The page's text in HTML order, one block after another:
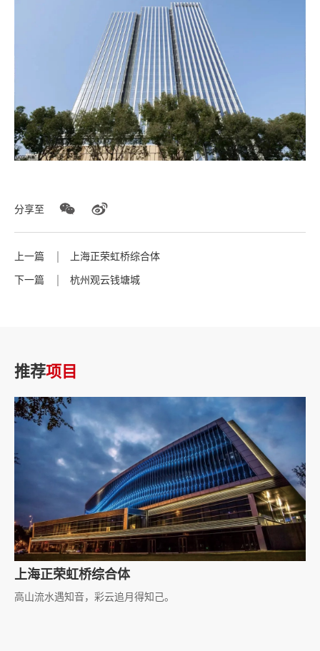
分享至
上一篇
上海正荣虹桥综合体
下一篇
杭州观云钱塘城
推荐项目
上海正荣虹桥综合体
高山流水遇知音，彩云追月得知己。